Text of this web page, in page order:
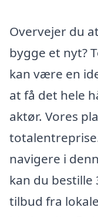
Overvejer du
bygge et nyt?
kan være en
at få det hele
aktør. Vores
navigere i
kan du
tilbud fra